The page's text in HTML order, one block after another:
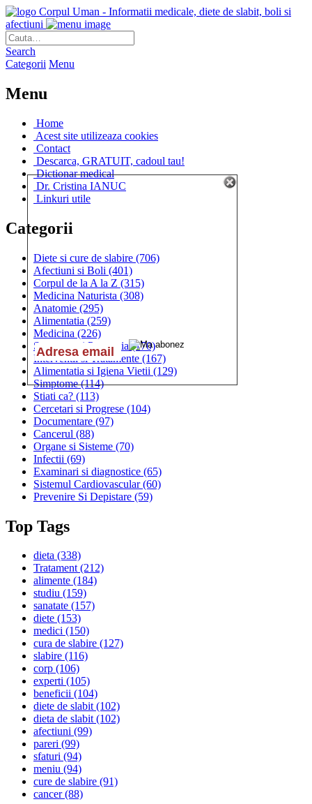
Corpul Uman - Informatii medicale, diete de slabit, boli si
afectiuni
Search
Categorii Menu
Menu
Home
Acest site utilizeaza cookies
Contact
Descarca, GRATUIT, cadoul tau!
Dictionar medical
Dr. Cristina IANUC
Linkuri utile
Categorii
Diete si cure de slabire (706)
Afectiuni si Boli (401)
Corpul de la A la Z (315)
Medicina Naturista (308)
Anatomie (295)
Alimentatia (259)
Medicina (226)
Sanatatea si Preventia(170)
Interventii si Tratamente (167)
Alimentatia si Igiena Vietii (129)
Simptome(114)
Stiati ca? (113)
Cercetari si Progrese (104)
Documentare (97)
Cancerul (88)
Organe si Sisteme (70)
Infectii (69)
Examinari si diagnostice (65)
Sistemul Cardiovascular(60)
Prevenire Si Depistare (59)
Top Tags
dieta (338)
Tratament(212)
alimente (184)
studiu (159)
sanatate (157)
diete (153)
medici (150)
cura de slabire (127)
slabire (116)
corp (106)
experti (105)
beneficii (104)
diete de slabit(102)
dieta de slabit(102)
afectiuni (99)
pareri (99)
sfaturi (94)
meniu (94)
cure de slabire (91)
cancer(88)